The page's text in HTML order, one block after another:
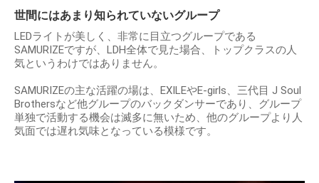
世間にはあまり知られていないグループ
LEDライトが美しく、非常に目立つグループである
SAMURIZEですが、LDH全体で見た場合、トップクラスの人
気というわけではありません。
SAMURIZEの主な活躍の場は、EXILEやE-girls、三代目 J Soul
Brothersなど他グループのバックダンサーであり、グループ
単独で活動する機会は滅多に無いため、他のグループより人
気面では遅れ気味となっている模様です。